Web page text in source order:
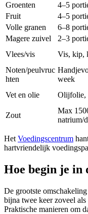
Groenten
4–5
Fruit
4–5
Volle granen
6–8
Magere zuivel
2–3
Vlees/vis
Vis, kip,
Noten/peulvruc
hten
week
Vet en olie Olijfolie,
Zout
Max
natrium/
Het Voedingscentrum
hartvriendelijk
Hoe begin je
De grootste
bijna twee keer zoveel
Praktische manieren om